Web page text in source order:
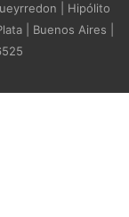
| Hipólito
| Buenos Aires |